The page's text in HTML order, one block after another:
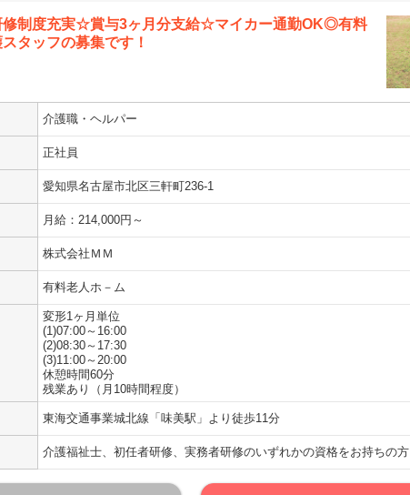
修制度充実☆賞与3ヶ月分支給☆マイカー通勤OK◎有料
タッフの募集です！
介護職・ヘルパー
正社員
愛知県名古屋市北区三軒町236-1
月給：214,000円～
株式会社ＭＭ
有料老人ホ－ム
変形1ヶ月単位
(1)07:00～16:00
(2)08:30～17:30
(3)11:00～20:00
休憩時間60分
残業あり（月10時間程度）
東海交通事業城北線「味美駅」より徒歩11分
介護福祉士、初任者研修、実務者研修のいずれかの資格をお持ちの方